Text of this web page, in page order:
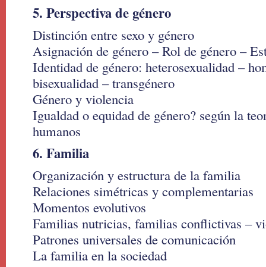
5. Perspectiva de género
Distinción entre sexo y género
Asignación de género – Rol de género –
Identidad de género: heterosexualidad –
bisexualidad – transgénero
Género y violencia
Igualdad o equidad de género? según la
humanos
6. Familia
Organización y estructura de la familia
Relaciones simétricas y complementarias
Momentos evolutivos
Familias nutricias, familias conflictivas –
Patrones universales de comunicación
La familia en la sociedad